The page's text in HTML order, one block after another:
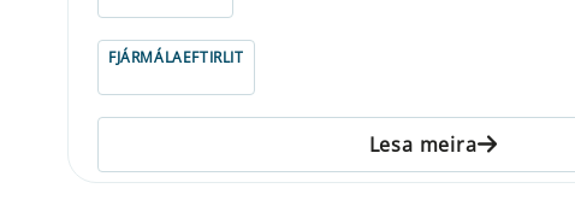
FJÁRMÁLAEFTIRLIT
Lesa meira